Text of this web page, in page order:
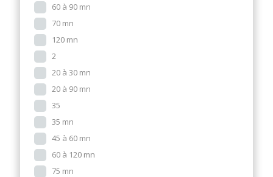
60 à 90 mn
70 mn
120 mn
2
20 à 30 mn
20 à 90 mn
35
35 mn
45 à 60 mn
60 à 120 mn
75 mn